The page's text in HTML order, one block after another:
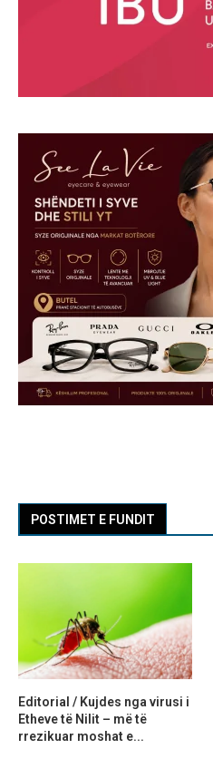
POSTIMET E FUNDIT
Editorial / Kujdes nga virusi i
Etheve të Nilit – më të
rrezikuar moshat e...